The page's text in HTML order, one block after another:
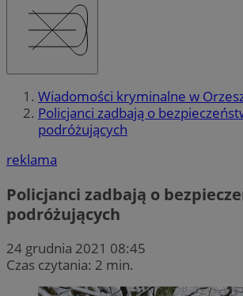
Wiadomości kryminalne w
Policjanci zadbają o
podróżujących
reklama
Policjanci zadbają o
podróżujących
24 grudnia 2021 08:45
Czas czytania: 2 min.